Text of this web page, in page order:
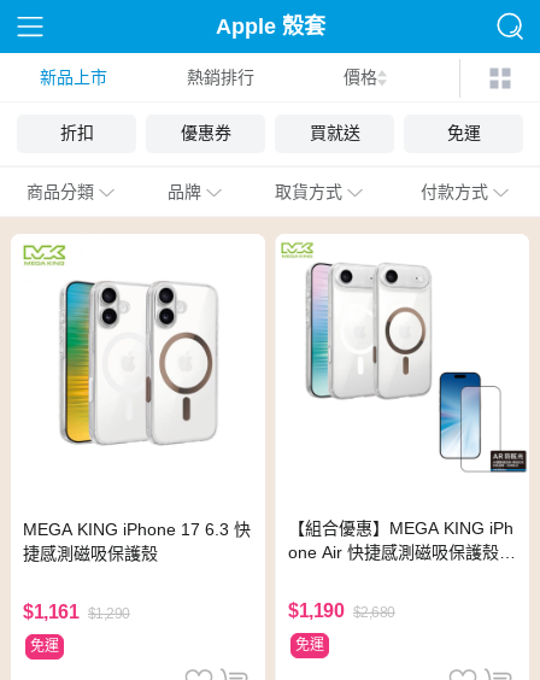
Apple 殼套
新品上市 熱銷排行 價格
折扣 優惠券 買就送 免運
商品分類 品牌 取貨方式 付款方式
MEGA KING iPhone 17 6.3 快
捷感測磁吸保護殼
$1,161 $1,290
免運
【組合優惠】MEGA KING iPh
one Air 快捷感測磁吸保護殼
$1,190 $2,680
免運